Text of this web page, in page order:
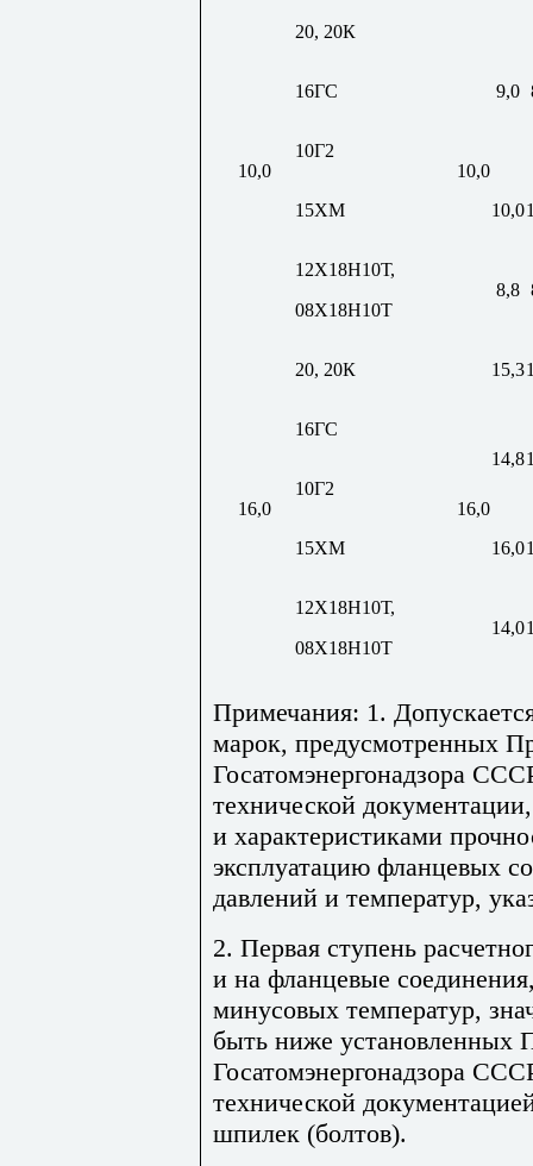
10,0
20, 20К
10,0
9,0
16ГС
10Г2
15ХМ 10,0
12Х18Н10Т,
08Х18Н10Т
8,8
16,0
20, 20К
16,0
15,3
16ГС
14,8
10Г2
15ХМ 16,0
12Х18Н10Т,
08Х18Н10Т
14,0
Примечания: 1.
марок, предусмотренных
Госатомэнергонадзора
технической
и характеристиками
эксплуатацию фланцевых
давлений и температур,
2. Первая ступень
и на фланцевые
минусовых температур,
быть ниже установленных
Госатомэнергонадзора
технической
шпилек (болтов).